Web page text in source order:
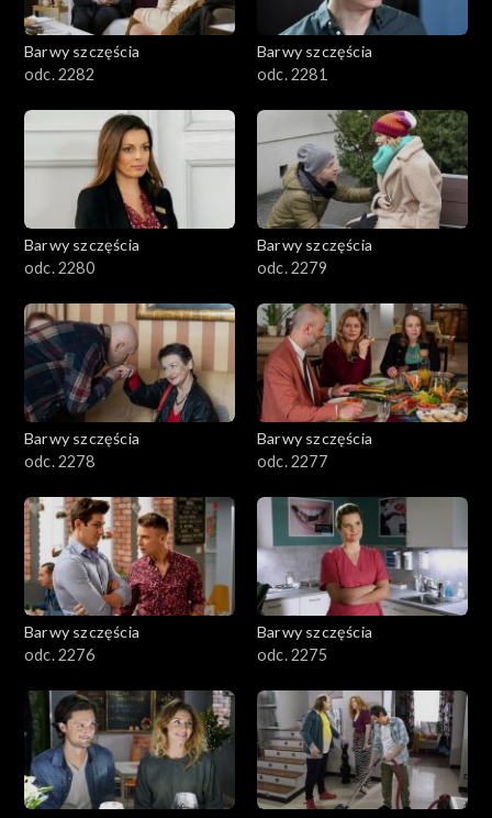
Barwy szczęścia
odc. 2282
Barwy szczęścia
odc. 2281
Barwy szczęścia
odc. 2280
Barwy szczęścia
odc. 2279
Barwy szczęścia
odc. 2278
Barwy szczęścia
odc. 2277
Barwy szczęścia
odc. 2276
Barwy szczęścia
odc. 2275